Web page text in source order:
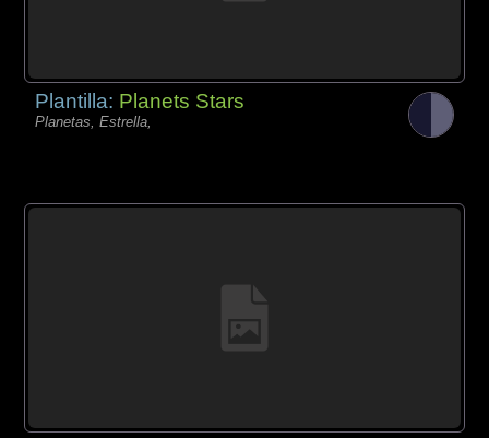
Plantilla: Planets Stars
Planetas, Estrella,